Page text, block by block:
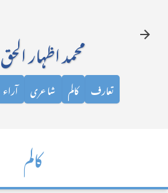
محمد اظہار الحق
تعارف کالم شاعری آراء
کالم